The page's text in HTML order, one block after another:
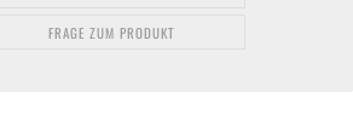
FRAGE ZUM PRODUKT